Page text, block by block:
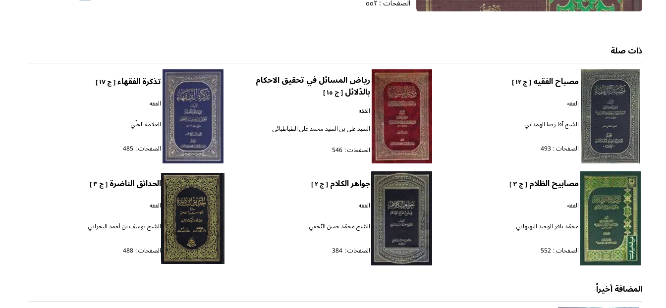
الصفحات :٥٥٢
ذات صلة
مصباح الفقيه[ ج ١٢ ]
الفقه
الشيخ آقا رضا الهمداني
الصفحات : 493
رياض المسائل في تحقيق الاحكام
بالدّلائل[ ج ١٥ ]
الفقه
السيد علي بن السيد محمد علي الطباطبائي
الصفحات : 546
تذكرة الفقهاء[ ج ١٧ ]
الفقه
العلامة الحلّي
الصفحات : 485
مصابيح الظلام[ ج ٣ ]
الفقه
محمّد باقر الوحيد البهبهاني
الصفحات : 552
جواهر الكلام[ ج ٢ ]
الفقه
الشيخ محمّد حسن النّجفي
الصفحات : 384
الحدائق الناضرة[ ج ٣ ]
الفقه
الشيخ يوسف بن أحمد البحراني
الصفحات : 488
المضافة أخيراً